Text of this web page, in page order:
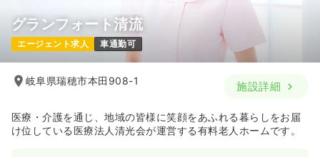
グランフォート清流
エージェント求人 車通勤可
岐阜県瑞穂市本田908-1 施設詳細
医療・介護を通じ、地域の皆様に笑顔をあふれる暮らしをお届
け位している医療法人清光会が運営する有料老人ホームです。